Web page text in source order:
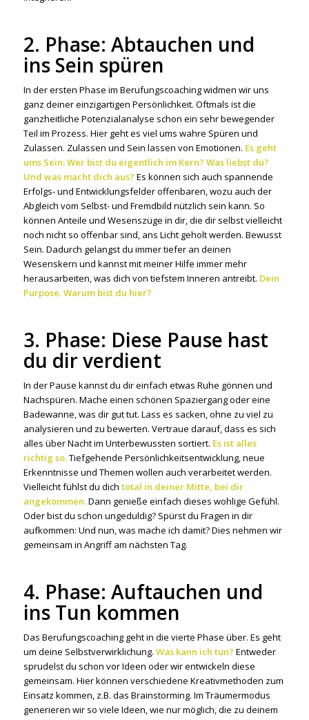
2. Phase: Abtauchen und
ins Sein spüren
In der ersten Phase im Berufungscoaching widmen wir uns
ganz deiner einzigartigen Persönlichkeit. Oftmals ist die
ganzheitliche Potenzialanalyse schon ein sehr bewegender
Teil im Prozess. Hier geht es viel ums wahre Spüren und
Zulassen. Zulassen und Sein lassen von Emotionen. Es geht
ums Sein: Wer bist du eigentlich im Kern? Was liebst du?
Und was macht dich aus? Es können sich auch spannende
Erfolgs- und Entwicklungsfelder offenbaren, wozu auch der
Abgleich vom Selbst- und Fremdbild nützlich sein kann. So
können Anteile und Wesenszüge in dir, die dir selbst vielleicht
noch nicht so offenbar sind, ans Licht geholt werden. Bewusst
Sein. Dadurch gelangst du immer tiefer an deinen
Wesenskern und kannst mit meiner Hilfe immer mehr
herausarbeiten, was dich von tiefstem Inneren antreibt. Dein
Purpose. Warum bist du hier?
3. Phase: Diese Pause hast
du dir verdient
In der Pause kannst du dir einfach etwas Ruhe gönnen und
Nachspüren. Mache einen schönen Spaziergang oder eine
Badewanne, was dir gut tut. Lass es sacken, ohne zu viel zu
analysieren und zu bewerten. Vertraue darauf, dass es sich
alles über Nacht im Unterbewussten sortiert. Es ist alles
richtig so.Tiefgehende Persönlichkeitsentwicklung, neue
Erkenntnisse und Themen wollen auch verarbeitet werden.
Vielleicht fühlst du dich total in deiner Mitte, bei dir
angekommen.Dann genieße einfach dieses wohlige Gefühl.
Oder bist du schon ungeduldig? Spürst du Fragen in dir
aufkommen: Und nun, was mache ich damit? Dies nehmen wir
gemeinsam in Angriff am nächsten Tag.
4. Phase: Auftauchen und
ins Tun kommen
Das Berufungscoaching geht in die vierte Phase über. Es geht
um deine Selbstverwirklichung. Was kann ich tun? Entweder
sprudelst du schon vor Ideen oder wir entwickeln diese
gemeinsam. Hier können verschiedene Kreativmethoden zum
Einsatz kommen, z.B. das Brainstorming. Im Träumermodus
generieren wir so viele Ideen, wie nur möglich, die zu deinem